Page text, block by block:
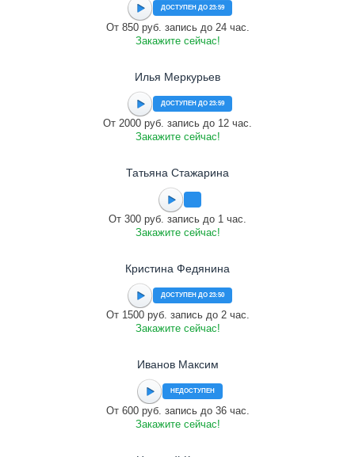
ДОСТУПЕН ДО 23:59
От 850 руб. запись до 24 час.
Закажите сейчас!
Илья Меркурьев
ДОСТУПЕН ДО 23:59
От 2000 руб. запись до 12 час.
Закажите сейчас!
Татьяна Стажарина
От 300 руб. запись до 1 час.
Закажите сейчас!
Кристина Федянина
ДОСТУПЕН ДО 23:50
От 1500 руб. запись до 2 час.
Закажите сейчас!
Иванов Максим
НЕДОСТУПЕН
От 600 руб. запись до 36 час.
Закажите сейчас!